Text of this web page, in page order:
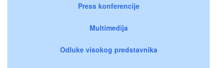
Press konferencije
Multimedija
Odluke visokog predstavnika